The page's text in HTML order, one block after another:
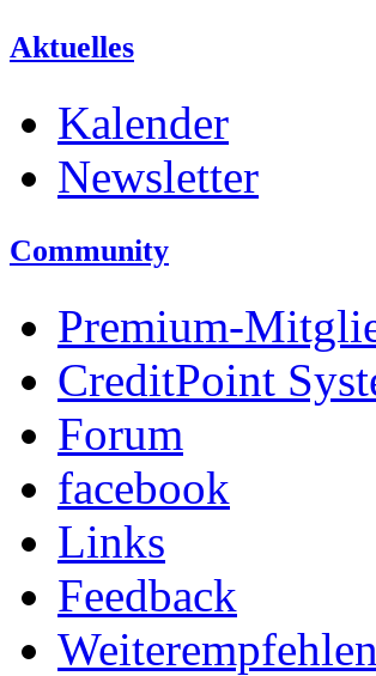
Aktuelles
Kalender
Newsletter
Community
Premium-
CreditPoint
Forum
facebook
Links
Feedback
Weiterempfehlen